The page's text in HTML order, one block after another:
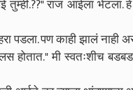
राज आईला भेटला.
पडला. पण काही झालं नाही
मी स्वतःशीच बडबडत